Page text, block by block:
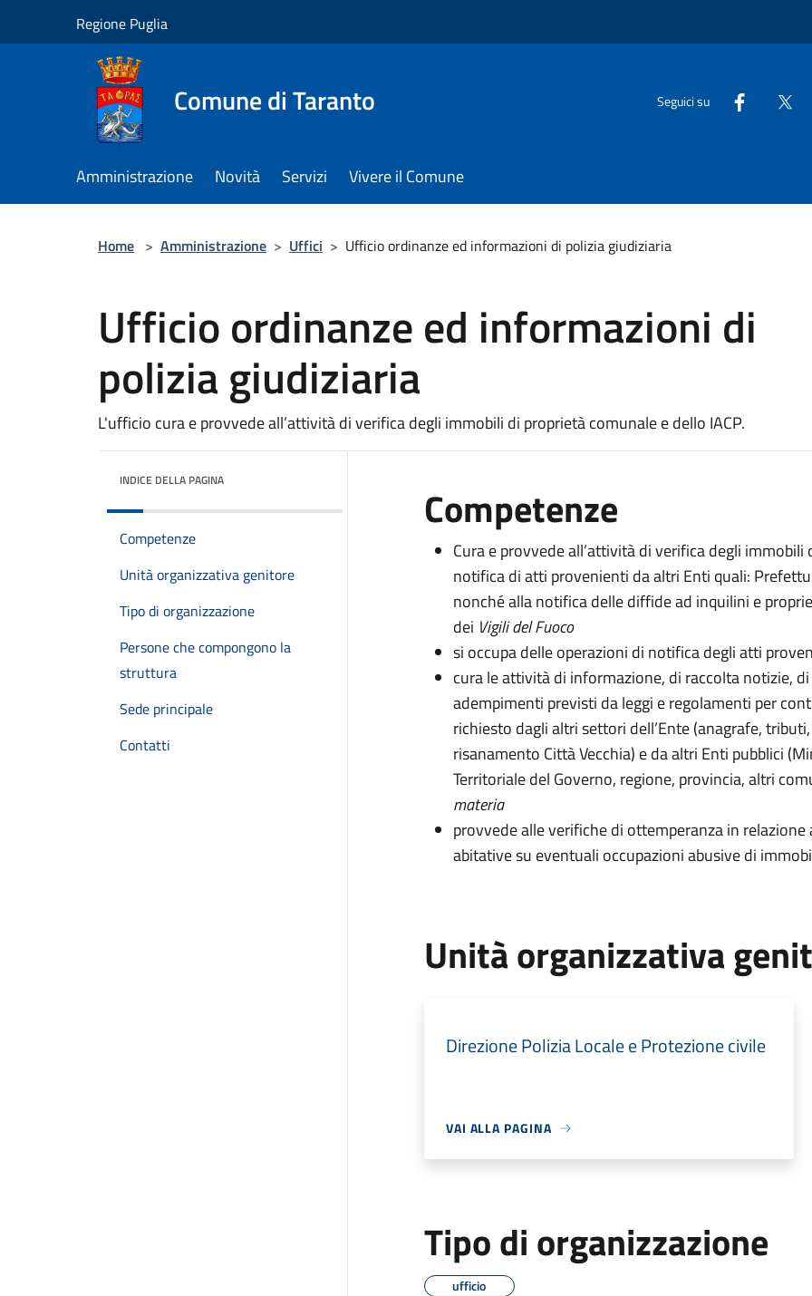
Regione Puglia
Comune di Taranto Seguici su
Amministrazione Novità Servizi Vivere il Comune
Home > Amministrazione > Uffici > Ufficio ordinanze ed informazioni di polizia giudiziaria
Ufficio ordinanze ed informazioni di
polizia giudiziaria
L'ufficio cura e provvede all’attività di verifica degli immobili di proprietà comunale e dello IACP.
INDICE DELLA PAGINA
Competenze
Unità organizzativa genitore
Tipo di organizzazione
Persone che compongono la
struttura
Sede principale
Contatti
Competenze
Cura e provvede all’attività di verifica degli
notifica di atti provenienti da altri Enti quali:
nonché alla notifica delle diffide ad inquilini e
dei Vigili del Fuoco
si occupa delle operazioni di notifica degli atti
cura le attività di informazione, di raccolta notizie,
adempimenti previsti da leggi e regolamenti per
richiesto dagli altri settori dell’Ente (anagrafe,
risanamento Città Vecchia) e da altri Enti pubblici
Territoriale del Governo, regione, provincia, altri
materia
provvede alle verifiche di ottemperanza in
abitative su eventuali occupazioni abusive di
Unità organizzativa
Direzione Polizia Locale e Protezione civile
VAI ALLA PAGINA
Tipo di organizzazione
ufficio